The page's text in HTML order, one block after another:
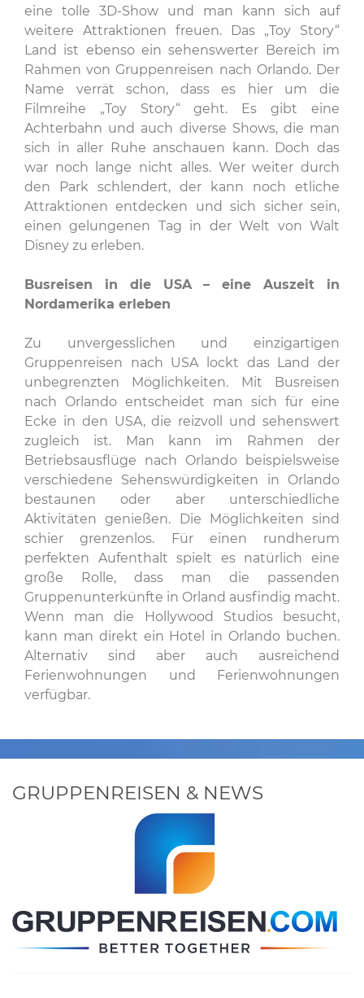
eine tolle 3D-Show und man kann sich auf
weitere Attraktionen freuen. Das „Toy Story“
Land ist ebenso ein sehenswerter Bereich im
Rahmen von Gruppenreisen nach Orlando. Der
Name verrät schon, dass es hier um die
Filmreihe „Toy Story“ geht. Es gibt eine
Achterbahn und auch diverse Shows, die man
sich in aller Ruhe anschauen kann. Doch das
war noch lange nicht alles. Wer weiter durch
den Park schlendert, der kann noch etliche
Attraktionen entdecken und sich sicher sein,
einen gelungenen Tag in der Welt von Walt
Disney zu erleben.
Busreisen in die USA – eine Auszeit in
Nordamerika erleben
Zu unvergesslichen und einzigartigen
Gruppenreisen nach USA lockt das Land der
unbegrenzten Möglichkeiten. Mit Busreisen
nach Orlando entscheidet man sich für eine
Ecke in den USA, die reizvoll und sehenswert
zugleich ist. Man kann im Rahmen der
Betriebsausflüge nach Orlando beispielsweise
verschiedene Sehenswürdigkeiten in Orlando
bestaunen oder aber unterschiedliche
Aktivitäten genießen. Die Möglichkeiten sind
schier grenzenlos. Für einen rundherum
perfekten Aufenthalt spielt es natürlich eine
große Rolle, dass man die passenden
Gruppenunterkünfte in Orland ausfindig macht.
Wenn man die Hollywood Studios besucht,
kann man direkt ein Hotel in Orlando buchen.
Alternativ sind aber auch ausreichend
Ferienwohnungen und Ferienwohnungen
verfügbar.
GRUPPENREISEN & NEWS